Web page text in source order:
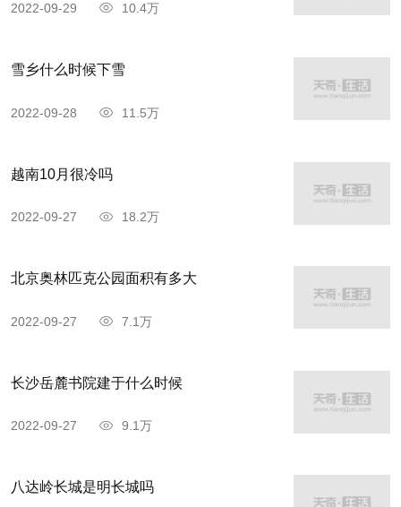
2022-09-29 10.4万
雪乡什么时候下雪
2022-09-28 11.5万
越南10月很冷吗
2022-09-27 18.2万
北京奥林匹克公园面积有多大
2022-09-27 7.1万
长沙岳麓书院建于什么时候
2022-09-27 9.1万
八达岭长城是明长城吗